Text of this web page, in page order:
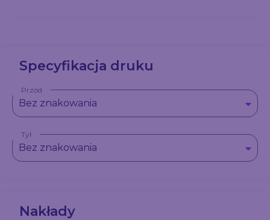
Specyfikacja druku
Przód
Bez znakowania
Tył
Bez znakowania
Nakłady